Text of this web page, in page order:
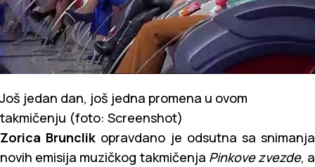
Još jedan dan, još jedna promena u ovom
takmičenju (foto: Screenshot)
Zorica Brunclik opravdano je odsutna sa snimanja
novih emisija muzičkog takmičenja Pinkove zvezde, a